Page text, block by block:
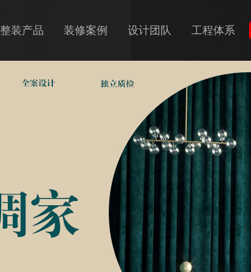
整装产品 装修案例 设计团队 工程体系